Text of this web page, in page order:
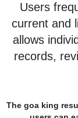
Users
current and
allows
records,
The goa king